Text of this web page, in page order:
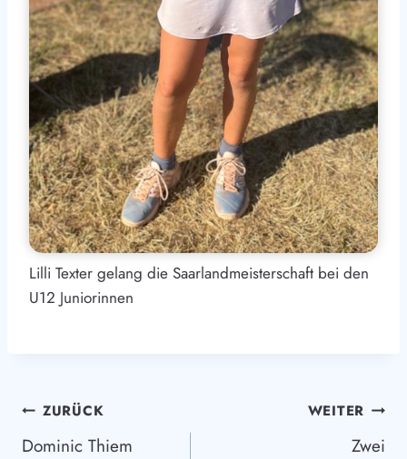
Lilli Texter gelang die Saarlandmeisterschaft bei den
U12 Juniorinnen
Beitragsnavigation
ZURÜCK
Dominic Thiem
WEITER
Zwei